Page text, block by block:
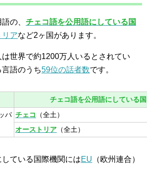
の、 チェコ語を公用語にしている国
リアなど2ヶ国があります。
世界で約1200万人いるとされてい
語のうち59位の話者数です。
チェコ語を公用語にしている国
パ チェコ
（全土）
オーストリア （全土）
している国際機関にはEU （欧州連合）